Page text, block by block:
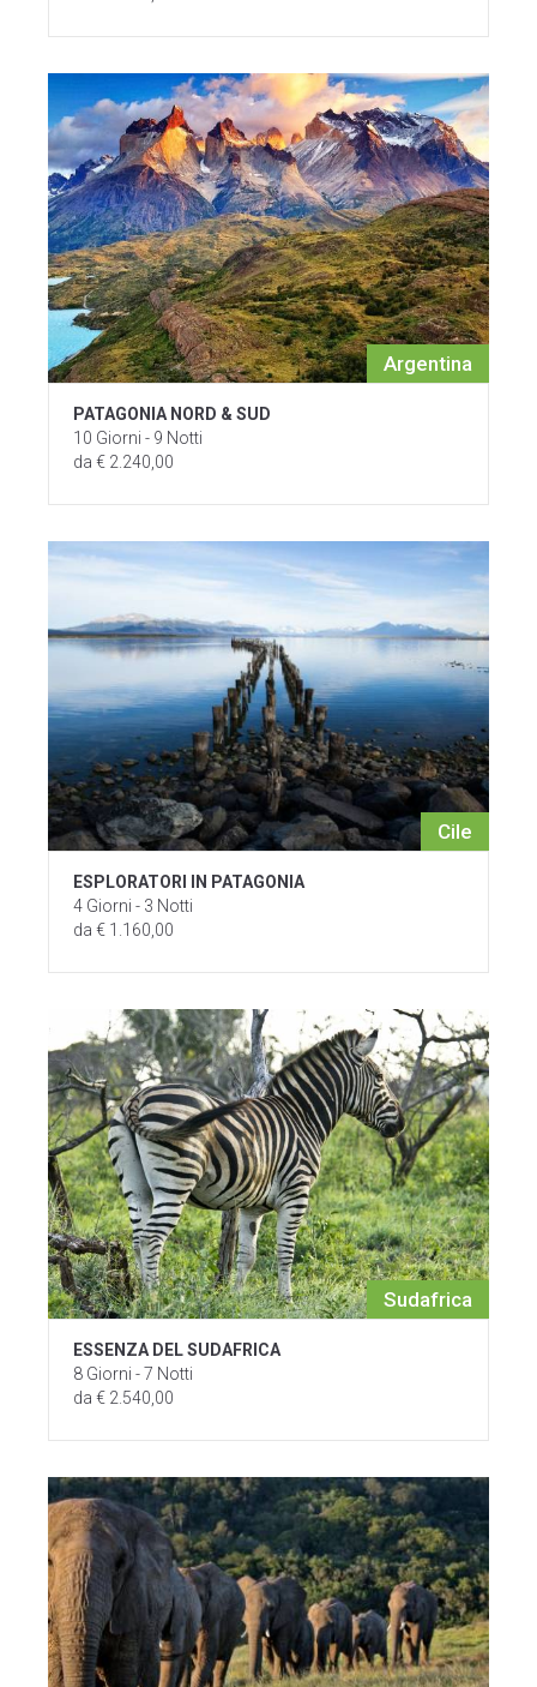
Argentina
PATAGONIA NORD & SUD
10 Giorni - 9 Notti
da € 2.240,00
Cile
ESPLORATORI IN PATAGONIA
4 Giorni - 3 Notti
da € 1.160,00
Sudafrica
ESSENZA DEL SUDAFRICA
8 Giorni - 7 Notti
da € 2.540,00